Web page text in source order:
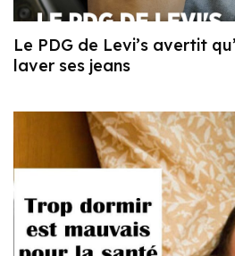
Le PDG de Levi’s avertit
laver ses jeans